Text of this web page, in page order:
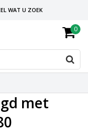
WAT U ZOEK
0
met